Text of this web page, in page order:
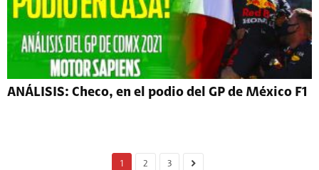
ANÁLISIS: Checo, en el podio del GP de México F1
1 2 3